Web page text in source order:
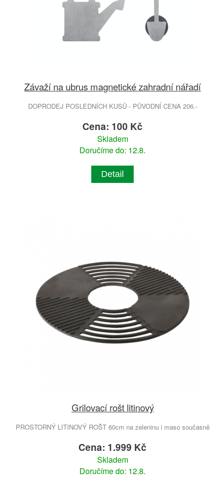
Závaží na ubrus magnetické zahradní nářadí
DOPRODEJ POSLEDNÍCH KUSŮ - PŮVODNÍ CENA 206.-
Cena: 100 Kč
Skladem
Doručíme do: 12.8.
Detail
Grilovací rošt litinový
PROSTORNÝ LITINOVÝ ROŠT 60cm na zeleninu i maso současně
Cena: 1.999 Kč
Skladem
Doručíme do: 12.8.